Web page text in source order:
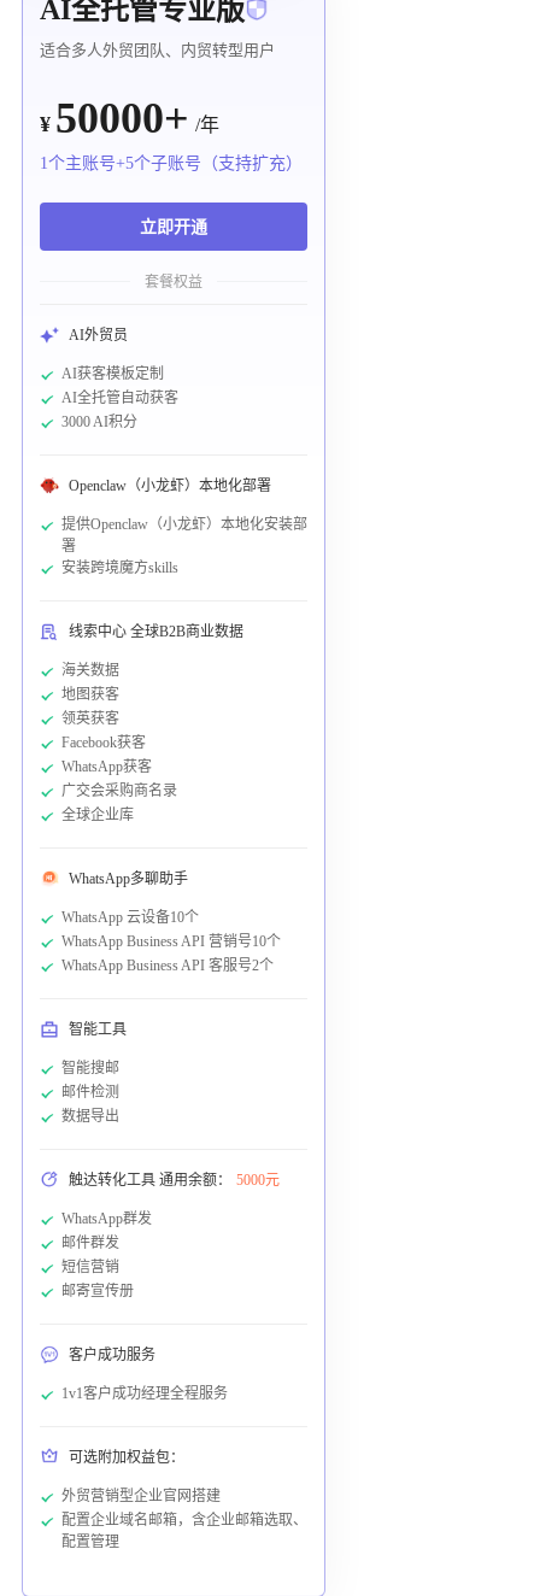
AI全托管专业版
适合多人外贸团队、内贸转型用户
¥ 50000+ /年
1个主账号+5个子账号（支持扩充）
立即开通
套餐权益
AI外贸员
AI获客模板定制
AI全托管自动获客
3000 AI积分
Openclaw（小龙虾）本地化部署
提供Openclaw（小龙虾）本地化安装部
署
安装跨境魔方skills
线索中心 全球B2B商业数据
海关数据
地图获客
领英获客
Facebook获客
WhatsApp获客
广交会采购商名录
全球企业库
WhatsApp多聊助手
WhatsApp 云设备10个
WhatsApp Business API 营销号10个
WhatsApp Business API 客服号2个
智能工具
智能搜邮
邮件检测
数据导出
触达转化工具 通用余额： 5000元
WhatsApp群发
邮件群发
短信营销
邮寄宣传册
客户成功服务
1v1客户成功经理全程服务
可选附加权益包：
外贸营销型企业官网搭建
配置企业域名邮箱，含企业邮箱选取、
配置管理